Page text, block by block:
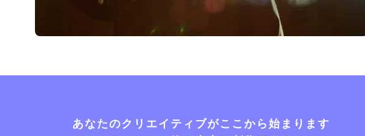
あなたのクリエイティブがここから始まります